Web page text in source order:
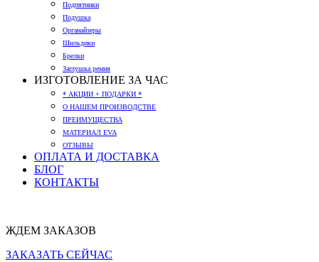
Подпятники
Подушка
Органайзеры
Шильдики
Брелки
Заглушка ремня
ИЗГОТОВЛЕНИЕ ЗА ЧАС
* АКЦИИ + ПОДАРКИ *
О НАШЕМ ПРОИЗВОДСТВЕ
ПРЕИМУЩЕСТВА
МАТЕРИАЛ EVA
ОТЗЫВЫ
ОПЛАТА И ДОСТАВКА
БЛОГ
КОНТАКТЫ
ЖДЕМ ЗАКАЗОВ
ЗАКАЗАТЬ СЕЙЧАС